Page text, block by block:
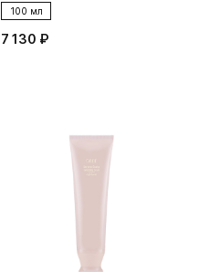
100 мл
7 130 ₽